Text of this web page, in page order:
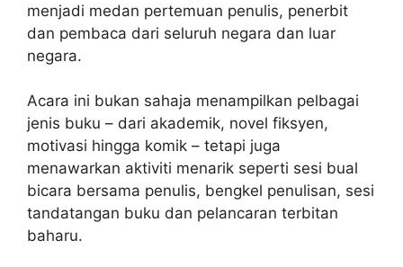
menjadi medan pertemuan penulis, penerbit
dan pembaca dari seluruh negara dan luar
negara.
Acara ini bukan sahaja menampilkan pelbagai
jenis buku – dari akademik, novel fiksyen,
motivasi hingga komik – tetapi juga
menawarkan aktiviti menarik seperti sesi bual
bicara bersama penulis, bengkel penulisan, sesi
tandatangan buku dan pelancaran terbitan
baharu.